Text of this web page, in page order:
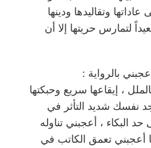
وتقاليدها ودينها
لتمارس حريتها إلا أن
بالرواية :
، إيقاعها سريع وحبكتها
نفسك شديد التأثر في
البكاء ، أعجبني تناوله
تعمق الكاتب في